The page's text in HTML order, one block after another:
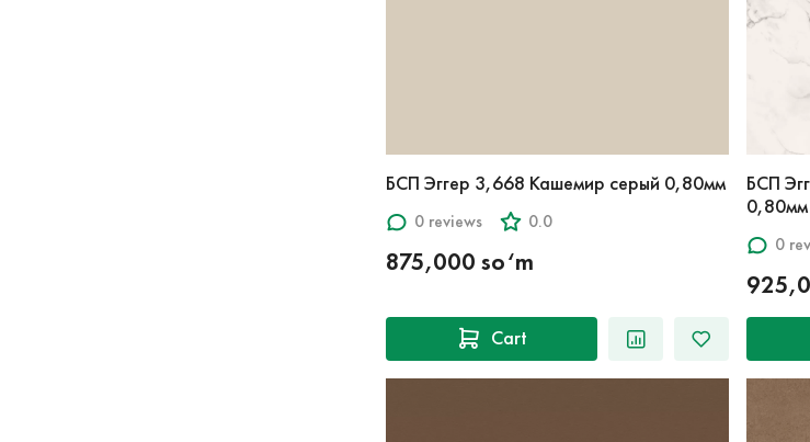
БСП Эггер 3,668 Кашемир серый 0,80мм
0 reviews 0.0
875,000 so‘m
Cart
БСП
0,80мм
0